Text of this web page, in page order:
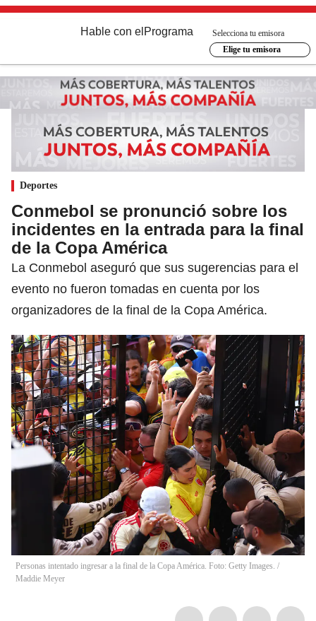
Hable con el Programa
Selecciona tu emisora
Elige tu emisora
Deportes
Conmebol se pronunció sobre los
incidentes en la entrada para la final
de la Copa América
La Conmebol aseguró que sus sugerencias para el
evento no fueron tomadas en cuenta por los
organizadores de la final de la Copa América.
Personas intentado ingresar a la final de la Copa América. Foto: Getty Images. /
Maddie Meyer